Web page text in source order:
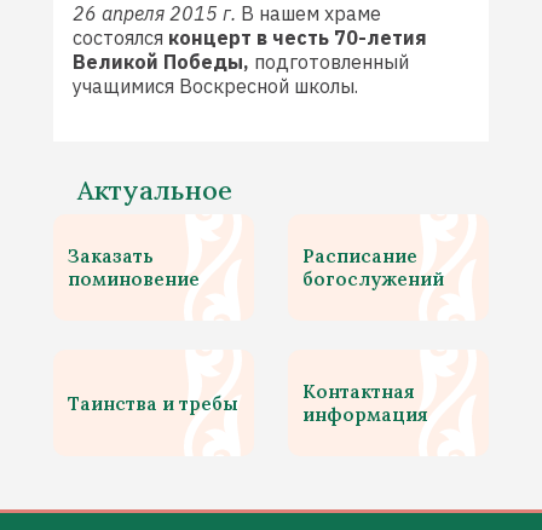
26 апреля 2015 г. В нашем храме
состоялся концерт в честь 70-летия
Великой Победы, подготовленный
учащимися Воскресной школы.
Актуальное
Заказать
поминовение
Расписание
богослужений
Таинства и требы
Контактная
информация